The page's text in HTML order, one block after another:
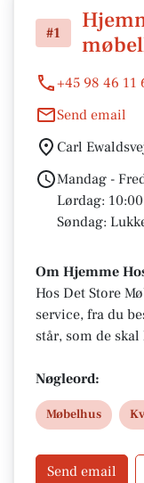
#1
+45 98 46 11
Send email
Carl
Mandag -
Lørdag:
Søndag:
Om Hjemme
Hos Det Store
service, fra du
står, som de
stor faglig
kan trygt spørge
vejlede dig om
du får glæde af
Nøgleord:
Møbelhus
Send email